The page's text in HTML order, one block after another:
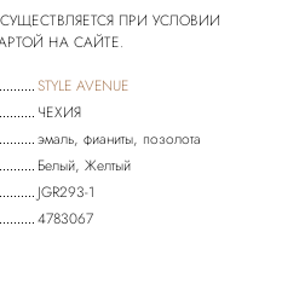
ПРИ УСЛОВИИ
STYLE AVENUE
ЧЕХИЯ
эмаль, фианиты, позолота
Белый, Желтый
JGR293-1
4783067